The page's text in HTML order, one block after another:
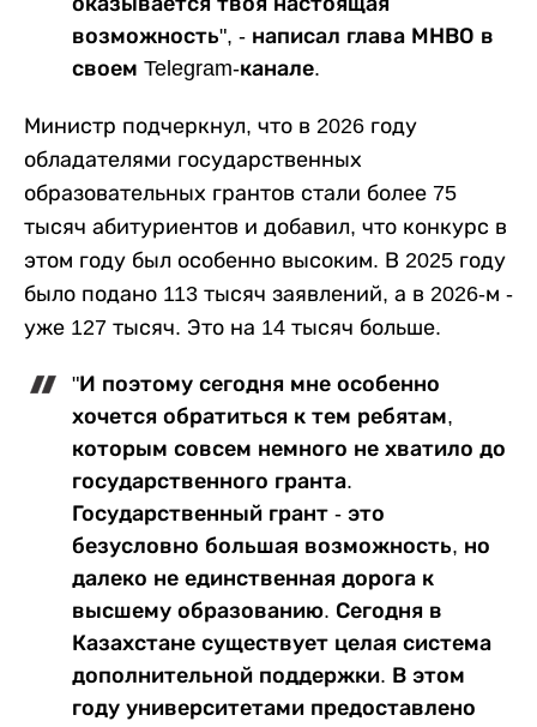
возможность", - написал глава МНВО в
своем Telegram-канале.
Министр подчеркнул, что в 2026 году
обладателями государственных
образовательных грантов стали более 75
тысяч абитуриентов и добавил, что конкурс в
этом году был особенно высоким. В 2025 году
было подано 113 тысяч заявлений, а в 2026-м -
уже 127 тысяч. Это на 14 тысяч больше.
"И поэтому сегодня мне особенно
хочется обратиться к тем ребятам,
которым совсем немного не хватило до
государственного гранта.
Государственный грант - это
безусловно большая возможность, но
далеко не единственная дорога к
высшему образованию. Сегодня в
Казахстане существует целая система
дополнительной поддержки. В этом
году университетами предоставлено